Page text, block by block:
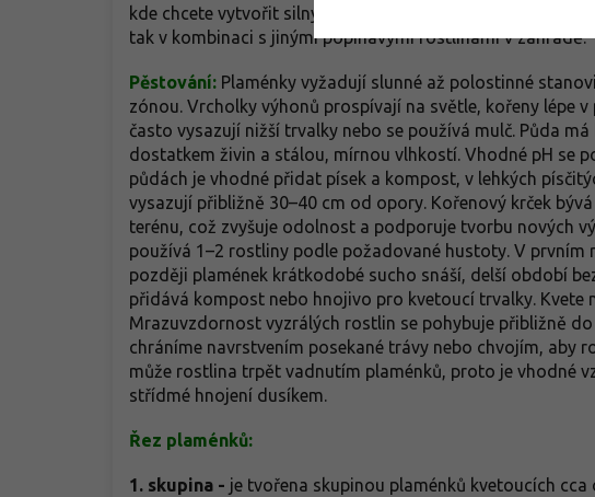
kde chcete vytvořit silný a zároveň elegantní barevný
tak v kombinaci s jinými popínavými rostlinami v zahradě.
Pěstování: Plaménky vyžadují slunné až polostinné
zónou. Vrcholky výhonů prospívají na světle, kořeny lépe
často vysazují nižší trvalky nebo se používá mulč. Půda
dostatkem živin a stálou, mírnou vlhkostí. Vhodné pH se
půdách je vhodné přidat písek a kompost, v lehkých
vysazují přibližně 30–40 cm od opory. Kořenový krček
terénu, což zvyšuje odolnost a podporuje tvorbu nových
používá 1–2 rostliny podle požadované hustoty. V prvním
později plamének krátkodobé sucho snáší, delší období
přidává kompost nebo hnojivo pro kvetoucí trvalky. Kvete
Mrazuvzdornost vyzrálých rostlin se pohybuje přibližně do
chráníme navrstvením posekané trávy nebo chvojím, aby
může rostlina trpět vadnutím plaménků, proto je vhodné
střídmé hnojení dusíkem.
Řez plaménků:
1. skupina - je tvořena skupinou plaménků kvetoucích